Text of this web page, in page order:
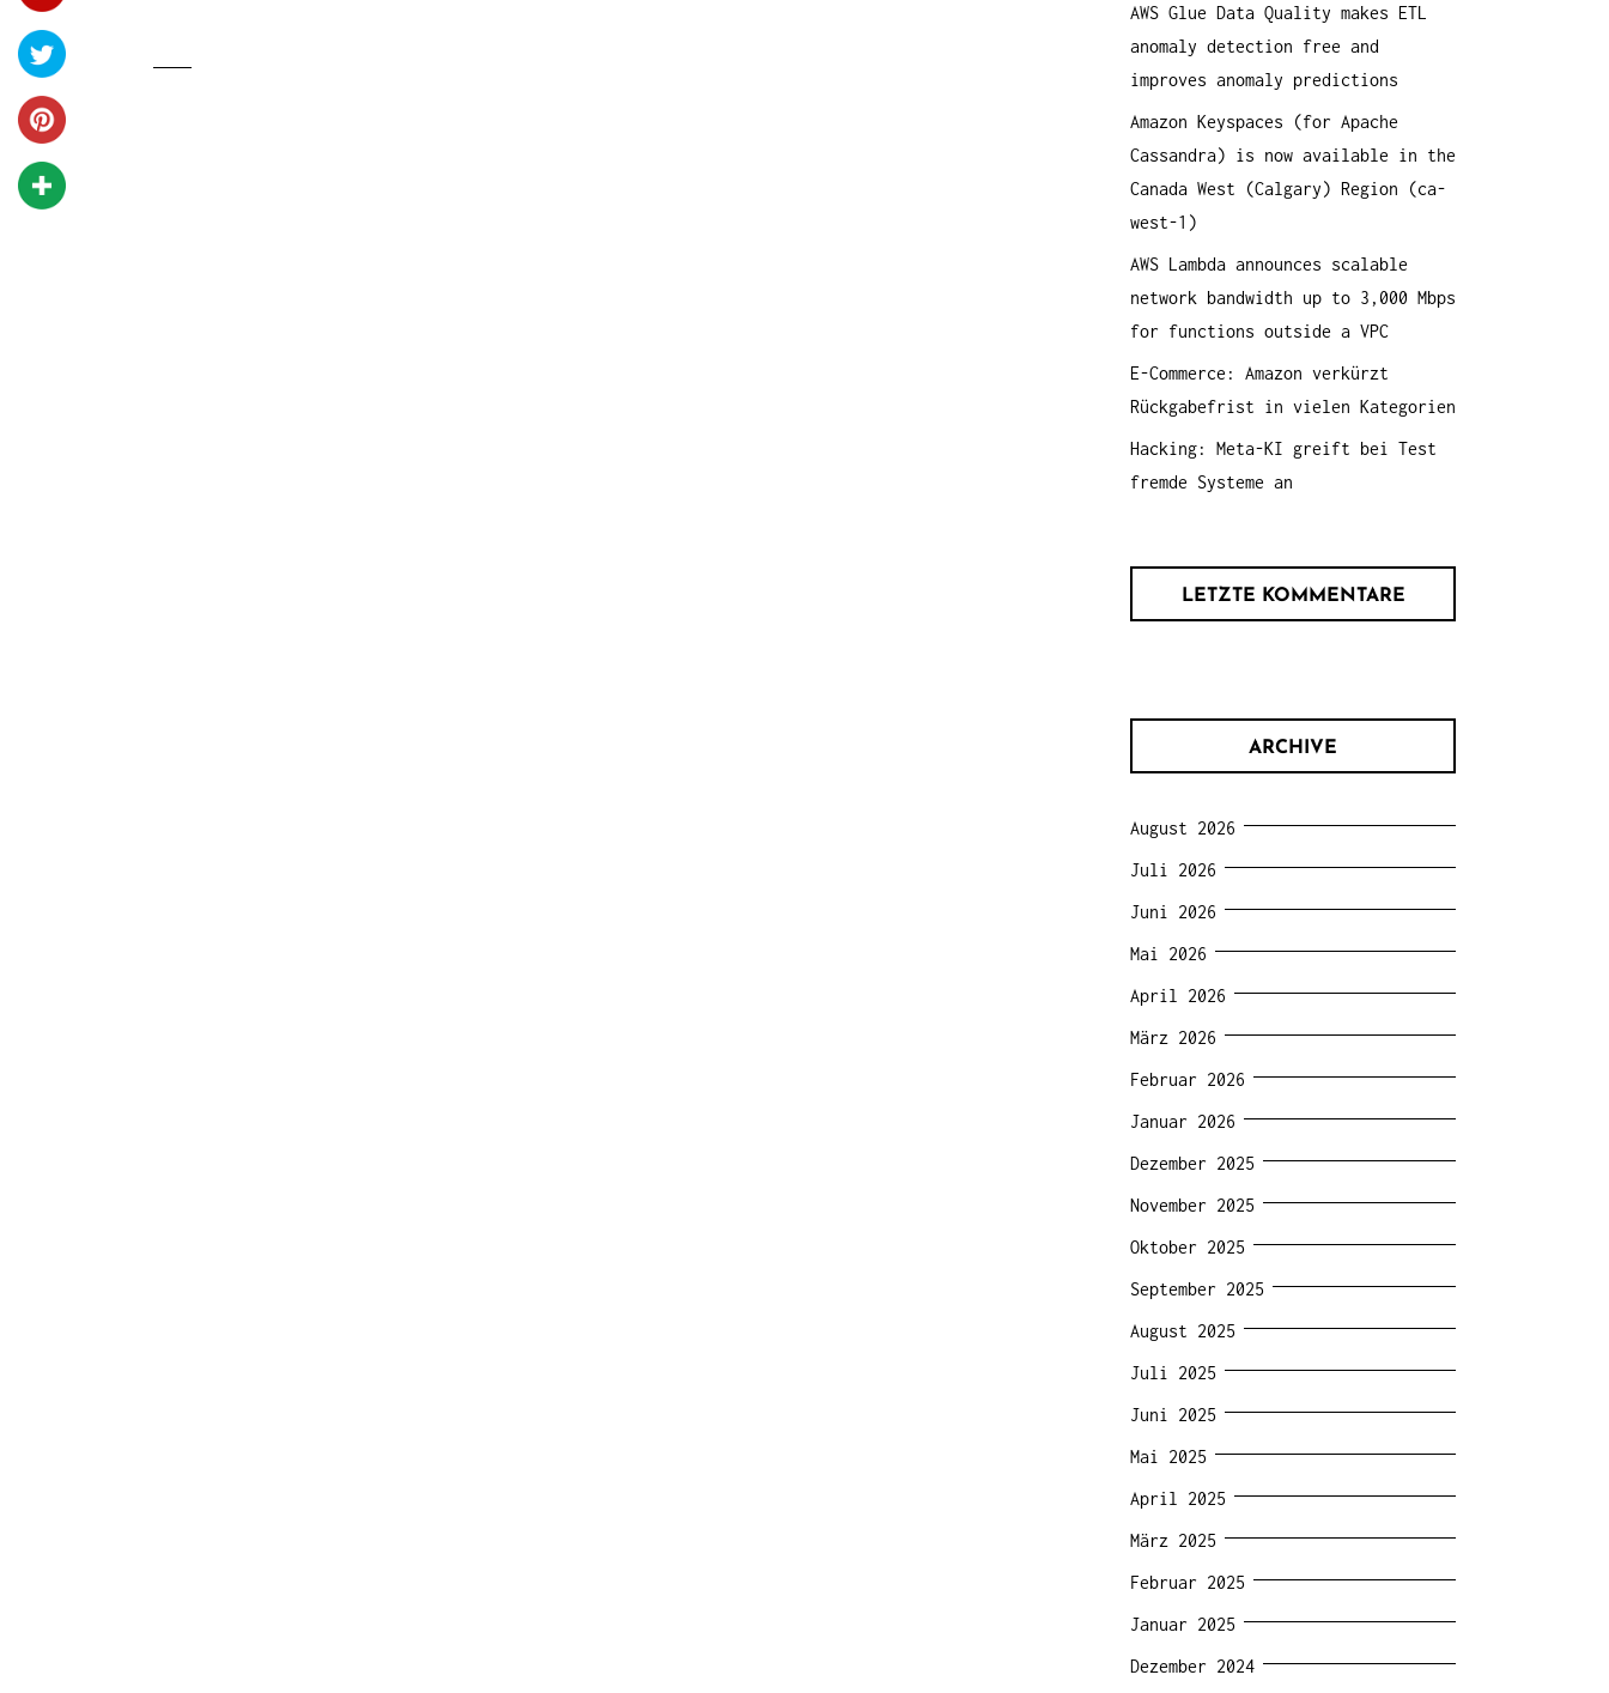
a
c
h
:
AWS Glue Data Quality makes ETL
anomaly detection free and
improves anomaly predictions
Amazon Keyspaces (for Apache
Cassandra) is now available in the
Canada West (Calgary) Region (ca-
west-1)
AWS Lambda announces scalable
network bandwidth up to 3,000 Mbps
for functions outside a VPC
E-Commerce: Amazon verkürzt
Rückgabefrist in vielen Kategorien
Hacking: Meta-KI greift bei Test
fremde Systeme an
LETZTE KOMMENTARE
ARCHIVE
August 2026
Juli 2026
Juni 2026
Mai 2026
April 2026
März 2026
Februar 2026
Januar 2026
Dezember 2025
November 2025
Oktober 2025
September 2025
August 2025
Juli 2025
Juni 2025
Mai 2025
April 2025
März 2025
Februar 2025
Januar 2025
Dezember 2024